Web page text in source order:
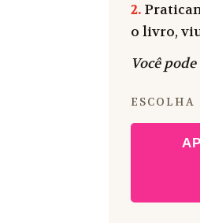
2.
o livro,
Você
ESCOLHA